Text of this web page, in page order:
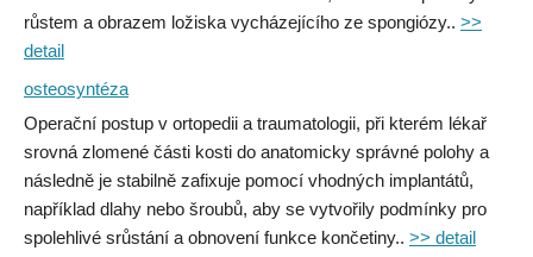
růstem a obrazem ložiska vycházejícího ze spongiózy.. >>
detail
osteosyntéza
Operační postup v ortopedii a traumatologii, při kterém lékař
srovná zlomené části kosti do anatomicky správné polohy a
následně je stabilně zafixuje pomocí vhodných implantátů,
například dlahy nebo šroubů, aby se vytvořily podmínky pro
spolehlivé srůstání a obnovení funkce končetiny.. >> detail